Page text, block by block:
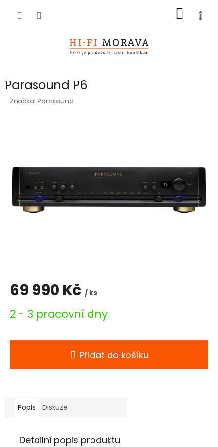
KOŠÍK
Parasound P6
Značka: Parasound
69 990 Kč / ks
cena:
2 - 3 pracovní dny
Přidat do košíku
Popis Diskuze
Detailní popis produktu